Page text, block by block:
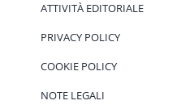
ATTIVITÀ EDITORIALE
PRIVACY POLICY
COOKIE POLICY
NOTE LEGALI